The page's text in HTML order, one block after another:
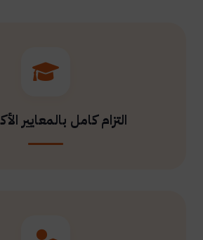
التزام كامل بالمعايير